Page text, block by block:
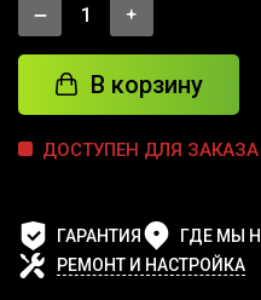
В корзину
ДОСТУПЕН ДЛЯ ЗАКАЗА
ГАРАНТИЯ
ГДЕ МЫ
РЕМОНТ И НАСТРОЙКА